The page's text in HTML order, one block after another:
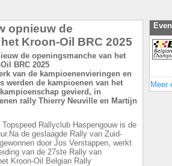
opnieuw de
Kroon-Oil BRC 2025
van de kampioenenvieringen en
werden de kampioenen van het
gevierd, in
rally Thierry Neuville en Martijn
Rallyclub Haspengouw is de
de geslaagde Rally van Zuid-
door Jos Verstappen, werkt
van de 27ste Rally van
Kroon-Oil Belgian Rally
Meer